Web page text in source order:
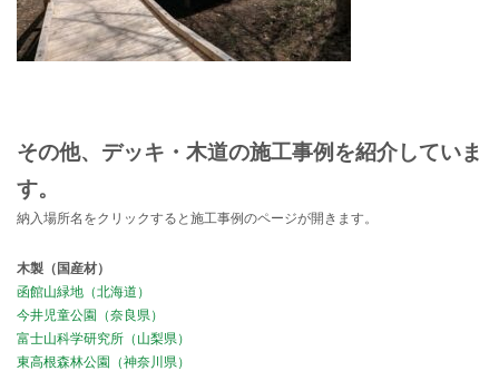
その他、デッキ・木道の施工事例を紹介していま
す。
納入場所名をクリックすると施工事例のページが開きます。
木製（国産材）
函館山緑地（北海道）
今井児童公園（奈良県）
富士山科学研究所（山梨県）
東高根森林公園（神奈川県）